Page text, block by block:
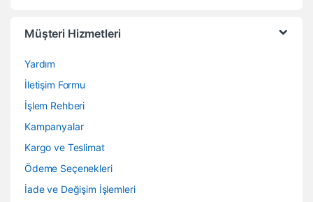
Müşteri Hizmetleri
Yardım
İletişim Formu
İşlem Rehberi
Kampanyalar
Kargo ve Teslimat
Ödeme Seçenekleri
İade ve Değişim İşlemleri